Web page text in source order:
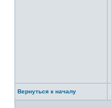
Вернуться к началу